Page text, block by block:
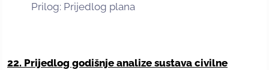
Prilog: Prijedlog plana
22. Prijedlog godišnje analize sustava civilne